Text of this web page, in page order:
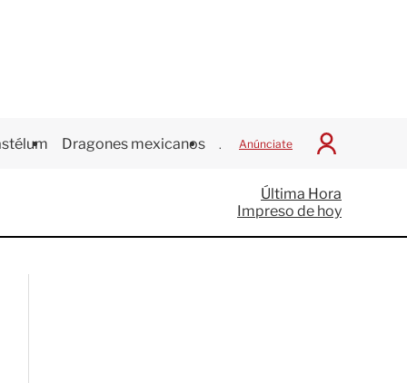
Dragones mexicanos Juegos Centroamericanos
Anúnciate
I
c
i
a
Última Hora
Impreso de hoy